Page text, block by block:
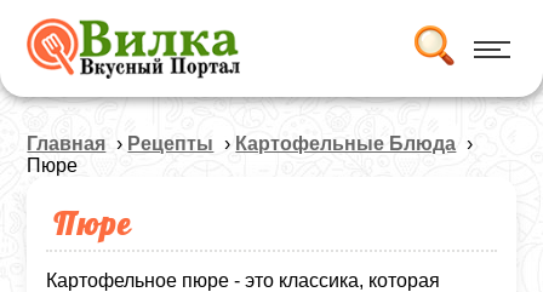
Главная › Рецепты › Картофельные Блюда ›
Пюре
Пюре
Картофельное пюре - это классика, которая